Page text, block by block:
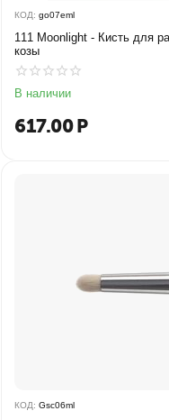
КОД: go07eml
111 Moonlight - Кисть для
козы
В наличии
617.00Р
КОД: Gsc06ml